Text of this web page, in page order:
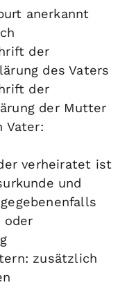
anerkannt
der
des Vaters
der
der Mutter
Vater:
verheiratet ist
und
oder
zusätzlich